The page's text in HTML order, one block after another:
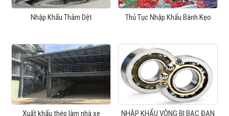
Nhập Khẩu Thảm Dệt Thủ Tục Nhập Khẩu Bánh Kẹo
Xuất khẩu thép làm nhà xe NHẬP KHẨU VÒNG BI BẠC ĐẠN